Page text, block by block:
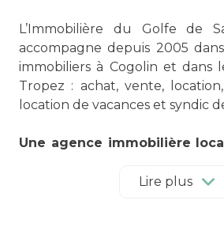
L’Immobilière du Golfe de
accompagne depuis 2005
immobiliers à Cogolin et dans
Tropez : achat, vente,
location de vacances et syndic
Une agence immobilière
Implantée au cœur du Golfe
Lire plus